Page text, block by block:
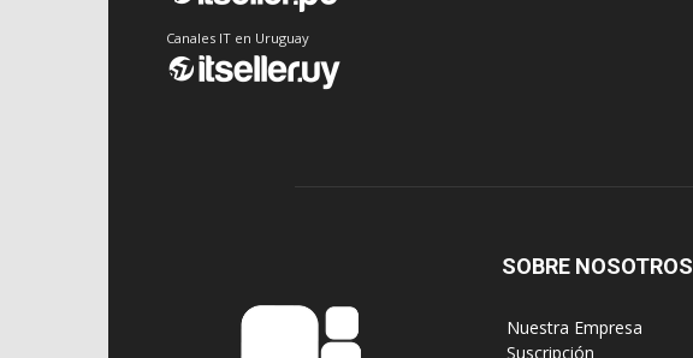
Canales IT en Uruguay
SOBRE NOSOTROS
‎ Nuestra Empresa
‎ Suscripción